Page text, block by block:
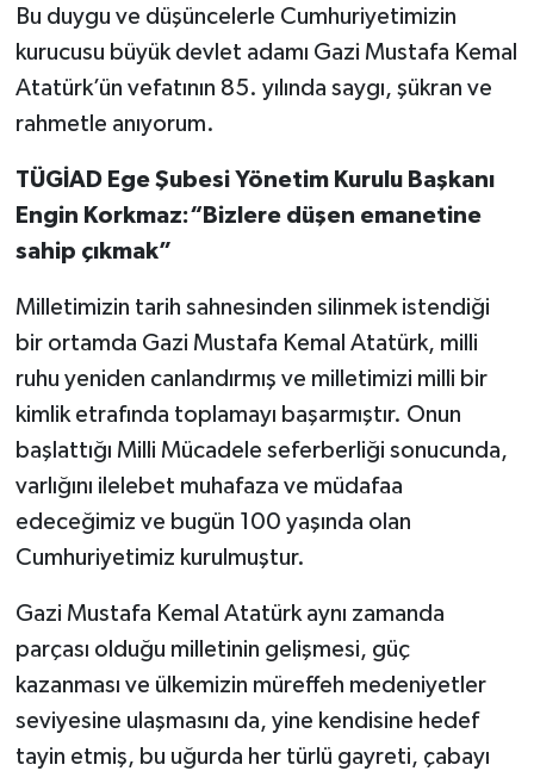
Bu duygu ve düşüncelerle Cumhuriyetimizin
kurucusu büyük devlet adamı Gazi Mustafa Kemal
Atatürk’ün vefatının 85. yılında saygı, şükran ve
rahmetle anıyorum.
TÜGİAD Ege Şubesi Yönetim Kurulu Başkanı
Engin Korkmaz:“Bizlere düşen emanetine
sahip çıkmak”
Milletimizin tarih sahnesinden silinmek istendiği
bir ortamda Gazi Mustafa Kemal Atatürk, milli
ruhu yeniden canlandırmış ve milletimizi milli bir
kimlik etrafında toplamayı başarmıştır. Onun
başlattığı Milli Mücadele seferberliği sonucunda,
varlığını ilelebet muhafaza ve müdafaa
edeceğimiz ve bugün 100 yaşında olan
Cumhuriyetimiz kurulmuştur.
Gazi Mustafa Kemal Atatürk aynı zamanda
parçası olduğu milletinin gelişmesi, güç
kazanması ve ülkemizin müreffeh medeniyetler
seviyesine ulaşmasını da, yine kendisine hedef
tayin etmiş, bu uğurda her türlü gayreti, çabayı